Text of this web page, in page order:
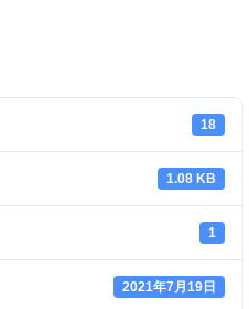
18
1.08 KB
1
2021年7月19日